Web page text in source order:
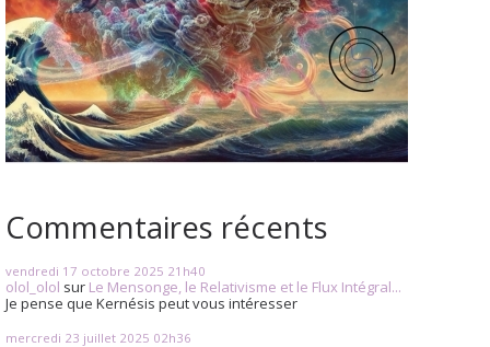
Commentaires récents
vendredi 17 octobre 2025 21h40
olol_olol sur Le Mensonge, le Relativisme et le Flux Intégral...
Je pense que Kernésis peut vous intéresser
mercredi 23 juillet 2025 02h36